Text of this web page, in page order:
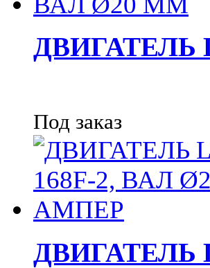
ДВИГАТЕЛЬ
Под заказ
ДВИГАТЕЛЬ